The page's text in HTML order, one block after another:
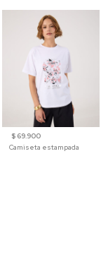
$ 69.900
Camiseta estampada